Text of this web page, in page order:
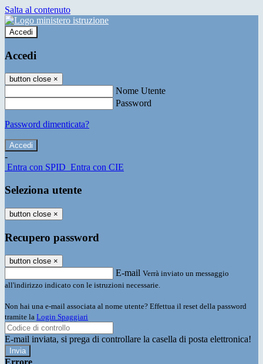
Salta al contenuto
Accedi
Accedi
button close ×
Nome Utente
Password
Password dimenticata?
-
Entra con SPID Entra con CIE
Seleziona utente
button close ×
Recupero password
button close ×
E-mail Verrà inviato un messaggio
all'indirizzo indicato con le istruzioni necessarie.
Non hai una e-mail associata al nome utente? Effettua il reset della password
tramite la Login Spaggiari
E-mail inviata, si prega di controllare la casella di posta elettronica!